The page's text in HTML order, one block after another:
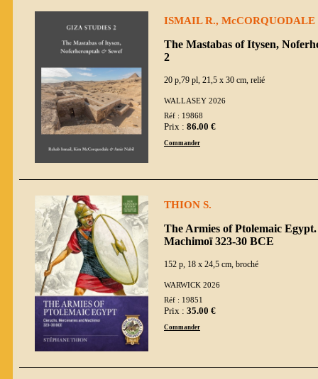
ISMAIL R.,
The Mastabas of Itysen,
2
20 p,79 pl, 21,5 x 30 cm, relié
WALLASEY 2026
Réf : 19868
Prix : 86.00 €
Commander
THION S.
The Armies of Ptolemaic
Machimoï 323-30 BCE
152 p, 18 x 24,5 cm, broché
WARWICK 2026
Réf : 19851
Prix : 35.00 €
Commander